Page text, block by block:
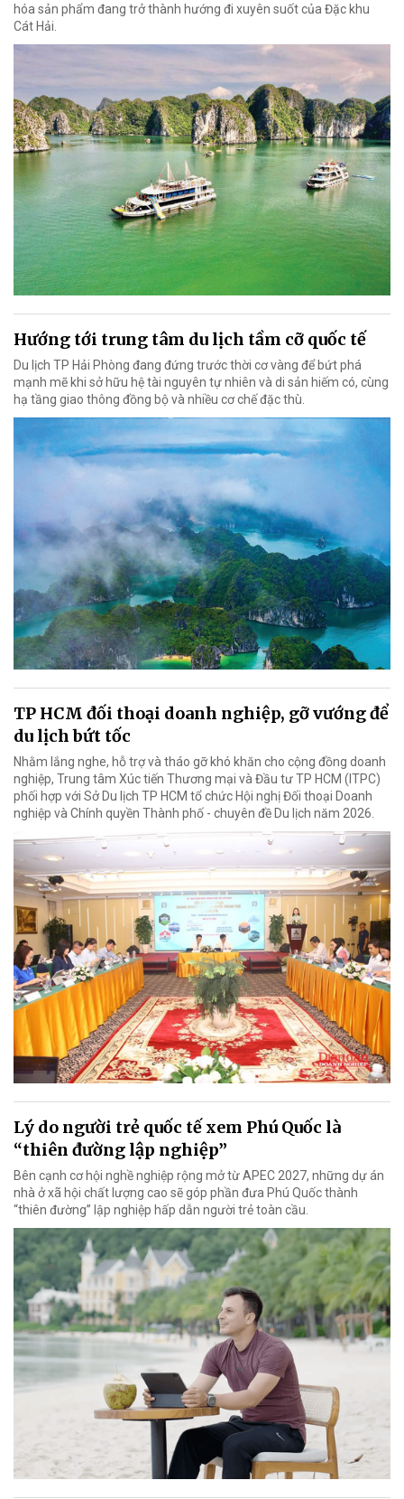
hóa sản phẩm đang trở thành hướng đi xuyên suốt của Đặc khu
Cát Hải.
Hướng tới trung tâm du lịch tầm cỡ quốc tế
Du lịch TP Hải Phòng đang đứng trước thời cơ vàng để bứt phá
mạnh mẽ khi sở hữu hệ tài nguyên tự nhiên và di sản hiếm có, cùng
hạ tầng giao thông đồng bộ và nhiều cơ chế đặc thù.
TP HCM đối thoại doanh nghiệp, gỡ vướng để
du lịch bứt tốc
Nhằm lắng nghe, hỗ trợ và tháo gỡ khó khăn cho cộng đồng doanh
nghiệp, Trung tâm Xúc tiến Thương mại và Đầu tư TP HCM (ITPC)
phối hợp với Sở Du lịch TP HCM tổ chức Hội nghị Đối thoại Doanh
nghiệp và Chính quyền Thành phố - chuyên đề Du lịch năm 2026.
Lý do người trẻ quốc tế xem Phú Quốc là
“thiên đường lập nghiệp”
Bên cạnh cơ hội nghề nghiệp rộng mở từ APEC 2027, những dự án
nhà ở xã hội chất lượng cao sẽ góp phần đưa Phú Quốc thành
“thiên đường” lập nghiệp hấp dẫn người trẻ toàn cầu.